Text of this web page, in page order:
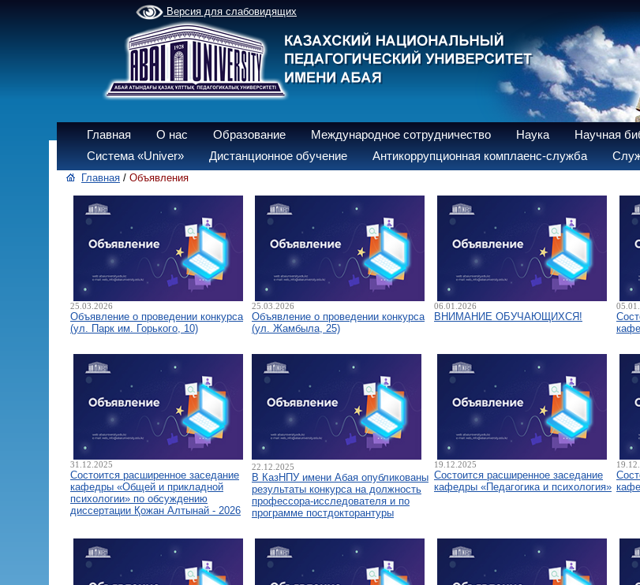
Версия для слабовидящих
Главная О нас Образование Международное сотрудничество Наука Научная
Система «Univer»
Дистанционное обучение Антикоррупционная комплаенс-служба
Главная / Объявления
25.03.2026
Объявление о проведении конкурса
(ул. Парк им. Горького, 10)
25.03.2026
Объявление о проведении конкурса
(ул. Жамбыла, 25)
06.01.2026
ВНИМАНИЕ ОБУЧАЮЩИХСЯ!
31.12.2025
Состоится расширенное заседание
кафедры «Общей и прикладной
психологии» по обсуждению
диссертации Қожан Алтынай - 2026
22.12.2025
В КазНПУ имени Абая опубликованы
результаты конкурса на должность
профессора-исследователя и по
программе постдокторантуры
19.12.2025
Состоится расширенное заседание
кафедры «Педагогика и психология»